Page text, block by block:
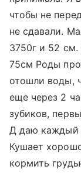
чтобы не
не сдавали.
3750г и 52 см.
75см Роды
отошли воды,
еще через 2
зубиков,
Д даю каждый
Кушает
кормить